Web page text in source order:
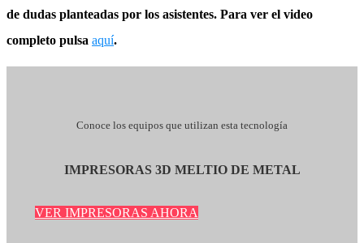
de dudas planteadas por los asistentes. Para ver el video
completo pulsa aquí.
Conoce los equipos que utilizan esta tecnología
IMPRESORAS 3D MELTIO DE METAL
VER IMPRESORAS AHORA